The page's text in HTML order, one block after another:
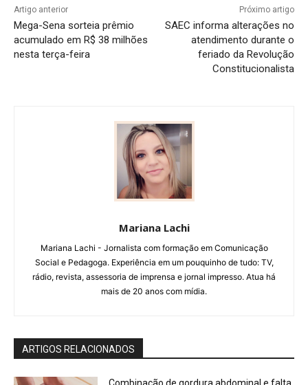
Artigo anterior
Mega-Sena sorteia prêmio
acumulado em R$ 38 milhões
nesta terça-feira
Próximo artigo
SAEC informa alterações no
atendimento durante o
feriado da Revolução
Constitucionalista
Mariana Lachi
Mariana Lachi - Jornalista com formação em Comunicação
Social e Pedagoga. Experiência em um pouquinho de tudo: TV,
rádio, revista, assessoria de imprensa e jornal impresso. Atua há
mais de 20 anos com mídia.
ARTIGOS RELACIONADOS